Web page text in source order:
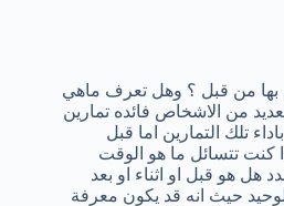
بها من قبل ؟ وهل تعرف ماهي
من الاشخاص فائده تمارين
تلك التمارين اما قبل
كنت تتسائل ما هو الوقت
هل هو قبل او اثناء او بعد
حيث انه قد يكون معرفة